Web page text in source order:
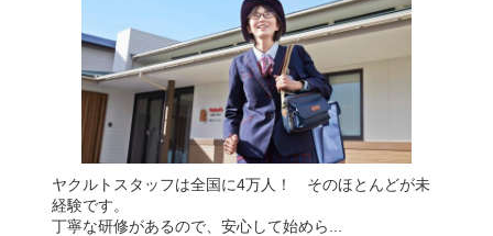
ヤクルトスタッフは全国に4万人！ そのほとんどが未
経験です。
丁寧な研修があるので、安心して始めら...